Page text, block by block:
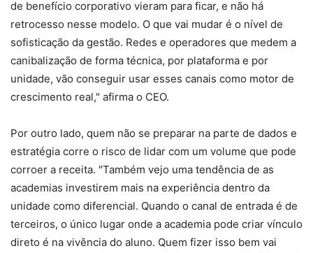
de benefício corporativo vieram para ficar, e não há
retrocesso nesse modelo. O que vai mudar é o nível de
sofisticação da gestão. Redes e operadores que medem a
canibalização de forma técnica, por plataforma e por
unidade, vão conseguir usar esses canais como motor de
crescimento real," afirma o CEO.
Por outro lado, quem não se preparar na parte de dados e
estratégia corre o risco de lidar com um volume que pode
corroer a receita. "Também vejo uma tendência de as
academias investirem mais na experiência dentro da
unidade como diferencial. Quando o canal de entrada é de
terceiros, o único lugar onde a academia pode criar vínculo
direto é na vivência do aluno. Quem fizer isso bem vai